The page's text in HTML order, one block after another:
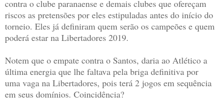
contra o clube paranaense e demais clubes que ofereçam
riscos as pretensões por eles estipuladas antes do início do
torneio. Eles já definiram quem serão os campeões e quem
poderá estar na Libertadores 2019.
Notem que o empate contra o Santos, daria ao Atlético a
última energia que lhe faltava pela briga definitiva por
uma vaga na Libertadores, pois terá 2 jogos em sequência
em seus domínios. Coincidência?